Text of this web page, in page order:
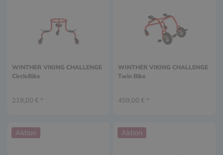
WINTHER VIKING CHALLENGE
CircleBike
219,00 € *
WINTHER VIKING CHALLENGE
Twin Bike
459,00 € *
Aktion Aktion